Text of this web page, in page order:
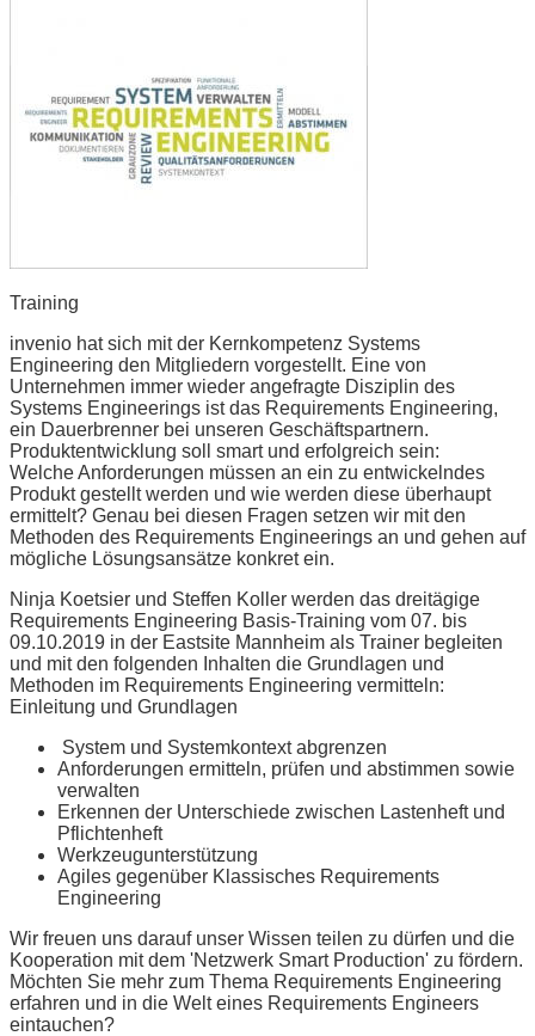
Training
invenio hat sich mit der Kernkompetenz Systems
Engineering den Mitgliedern vorgestellt. Eine von
Unternehmen immer wieder angefragte Disziplin des
Systems Engineerings ist das Requirements Engineering,
ein Dauerbrenner bei unseren Geschäftspartnern.
Produktentwicklung soll smart und erfolgreich sein:
Welche Anforderungen müssen an ein zu entwickelndes
Produkt gestellt werden und wie werden diese überhaupt
ermittelt? Genau bei diesen Fragen setzen wir mit den
Methoden des Requirements Engineerings an und gehen auf
mögliche Lösungsansätze konkret ein.
Ninja Koetsier und Steffen Koller werden das dreitägige
Requirements Engineering Basis-Training vom 07. bis
09.10.2019 in der Eastsite Mannheim als Trainer begleiten
und mit den folgenden Inhalten die Grundlagen und
Methoden im Requirements Engineering vermitteln:
Einleitung und Grundlagen
System und Systemkontext abgrenzen
Anforderungen ermitteln, prüfen und abstimmen sowie
verwalten
Erkennen der Unterschiede zwischen Lastenheft und
Pflichtenheft
Werkzeugunterstützung
Agiles gegenüber Klassisches Requirements
Engineering
Wir freuen uns darauf unser Wissen teilen zu dürfen und die
Kooperation mit dem 'Netzwerk Smart Production' zu fördern.
Möchten Sie mehr zum Thema Requirements Engineering
erfahren und in die Welt eines Requirements Engineers
eintauchen?